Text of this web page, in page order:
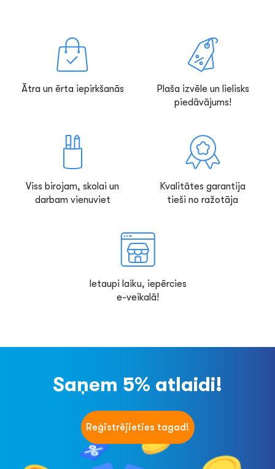
Ātra un ērta iepirkšanās
Plaša izvēle un lielisks
piedāvājums!
Viss birojam, skolai un
darbam vienuviet
Kvalitātes garantija
tieši no ražotāja
Ietaupi laiku, iepērcies
e-veikalā!
Saņem 5% atlaidi!
Reģistrējieties tagad!